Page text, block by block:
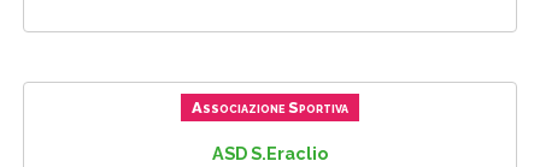
Associazione Sportiva
ASD S.Eraclio